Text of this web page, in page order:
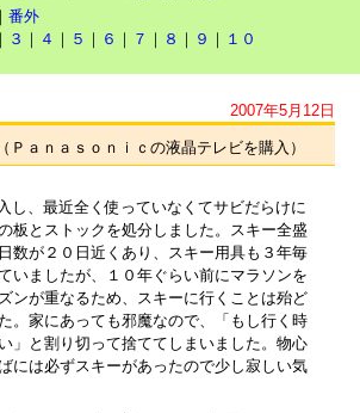
｜番外
｜ ３ ｜ ４ ｜ ５ ｜ ６ ｜ ７ ｜ ８ ｜ ９ ｜ １０
2007年5月12日
（Ｐａｎａｓｏｎｉｃの液晶テレビを購入）
し、最近全く使っていなくてサビだらけに
板とストックを処分しました。スキー全盛
数が２０日近くあり、スキー用具も３年毎
いましたが、１０年ぐらい前にマラソンを
ンが重なるため、スキーに行くことは殆ど
。家にあっても邪魔なので、「もし行く時
」と割り切って捨ててしまいました。物心
には必ずスキーがあったので少し寂しい気